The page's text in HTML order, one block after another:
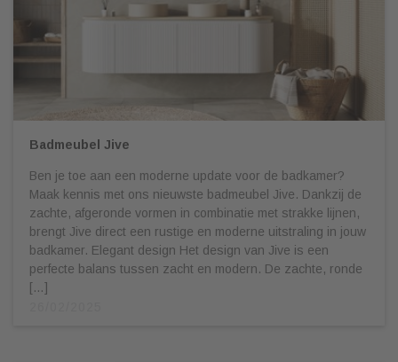
Badmeubel Jive
Ben je toe aan een moderne update voor de badkamer?
Maak kennis met ons nieuwste badmeubel Jive. Dankzij de
zachte, afgeronde vormen in combinatie met strakke lijnen,
brengt Jive direct een rustige en moderne uitstraling in jouw
badkamer. Elegant design Het design van Jive is een
perfecte balans tussen zacht en modern. De zachte, ronde
[…]